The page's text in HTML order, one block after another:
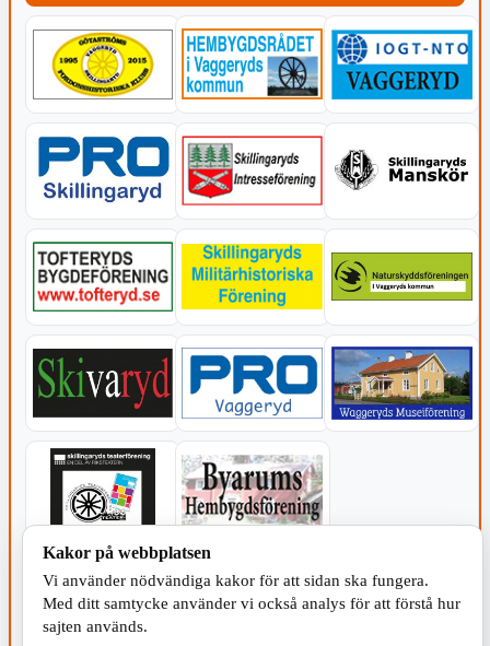
Kakor på webbplatsen
Vi använder nödvändiga kakor för att sidan ska fungera.
Med ditt samtycke använder vi också analys för att förstå hur
sajten används.